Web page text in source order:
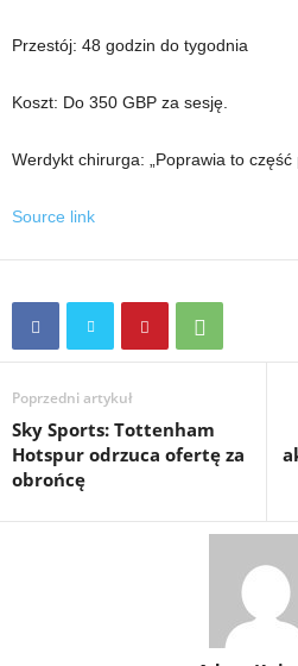
Przestój: 48 godzin do tygodnia
Koszt: Do 350 GBP za sesję.
Werdykt chirurga: „Poprawia to
Source link
Poprzedni artykuł
Sky Sports: Tottenham
Hotspur odrzuca ofertę za
obrońcę